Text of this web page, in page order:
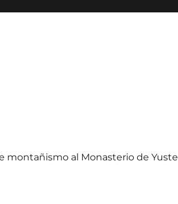
montañismo al Monasterio de Yuste